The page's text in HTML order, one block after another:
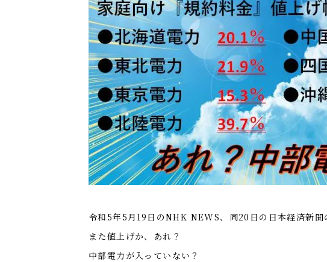
令和5年5月19日のNHK NEWS、同20日の日本経済新聞
また値上げか、あれ？
中部電力が入っていない？